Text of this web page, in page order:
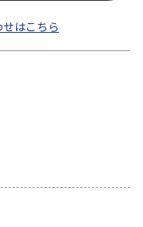
はこちら